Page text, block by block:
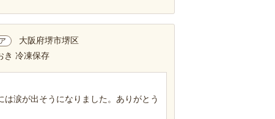
大阪府堺市堺区
き 冷凍保存
涙が出そうになりました。ありがとう